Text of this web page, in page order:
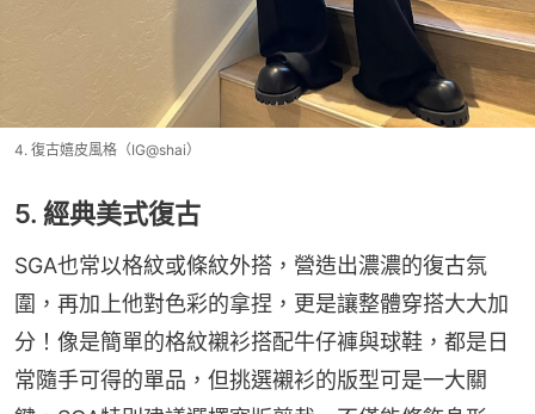
4. 復古嬉皮風格（IG@shai）
5. 經典美式復古
SGA也常以格紋或條紋外搭，營造出濃濃的復古氛
圍，再加上他對色彩的拿捏，更是讓整體穿搭大大加
分！像是簡單的格紋襯衫搭配牛仔褲與球鞋，都是日
常隨手可得的單品，但挑選襯衫的版型可是一大關